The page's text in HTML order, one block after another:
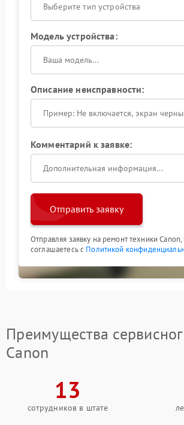
Выберите тип устройства
Модель устройства:
Описание неисправности:
Комментарий к заявке:
Отправить заявку
Отправляя заявку на ремонт техники
соглашаетесь с Политикой
Преимущества
Canon
13
сотрудников в штате